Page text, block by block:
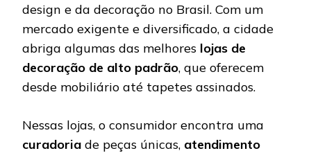
design e da decoração no Brasil. Com um
mercado exigente e diversificado, a cidade
abriga algumas das melhores lojas de
decoração de alto padrão, que oferecem
desde mobiliário até tapetes assinados.
Nessas lojas, o consumidor encontra uma
curadoria de peças únicas, atendimento